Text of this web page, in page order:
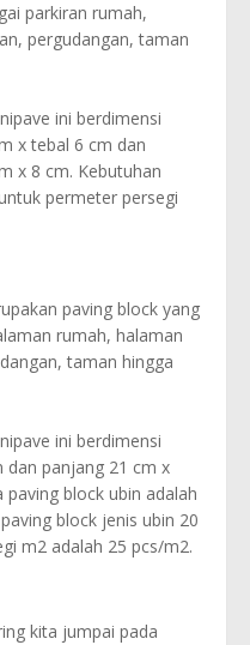
parkiran rumah,
pergudangan, taman
ini berdimensi
x tebal 6 cm dan
x 8 cm. Kebutuhan
permeter persegi
paving block yang
rumah, halaman
taman hingga
ini berdimensi
dan panjang 21 cm x
block ubin adalah
block jenis ubin 20
m2 adalah 25 pcs/m2.
kita jumpai pada